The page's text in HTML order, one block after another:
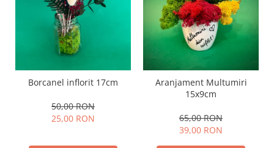
Borcanel inflorit 17cm
50,00 RON
25,00 RON
Aranjament Multumiri
15x9cm
65,00 RON
39,00 RON